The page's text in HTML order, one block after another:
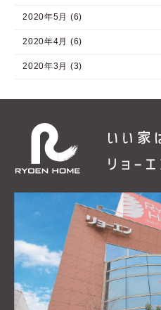
2020年5月 (6)
2020年4月 (6)
2020年3月 (3)